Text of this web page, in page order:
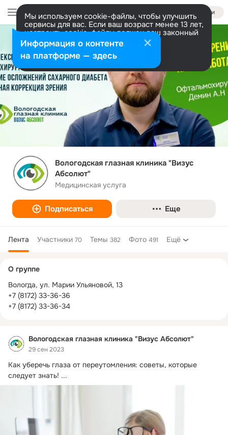
Войти
Мы используем cookie-файлы, чтобы улучшить
сервисы для вас. Если ваш возраст менее 13 лет,
настроить cookie-файлы должен ваш законный
представитель. Больше информации
Разрешить все Настроить
Вологодская глазная клиника "Визус
Абсолют"
Медицинская услуга
Подписаться Еще
Лента Участники 70 Темы 382 Фото 491 Ещё
Вологодская глазная клиника "Визус Абсолют"
29 сен 2023
Как уберечь глаза от переутомления: советы, которые
следует знать! ...
колонка
О группе
Вологда, ул. Марии Ульяновой, 13
+7 (8172) 33-36-36
+7 (8172) 33-36-34
Информация о контенте
на платформе — здесь